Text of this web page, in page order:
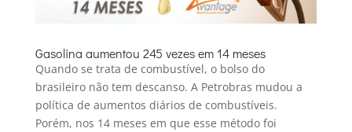
Gasolina aumentou 245 vezes em 14 meses
Quando se trata de combustível, o bolso do
brasileiro não tem descanso. A Petrobras mudou a
política de aumentos diários de combustíveis.
Porém, nos 14 meses em que esse método foi